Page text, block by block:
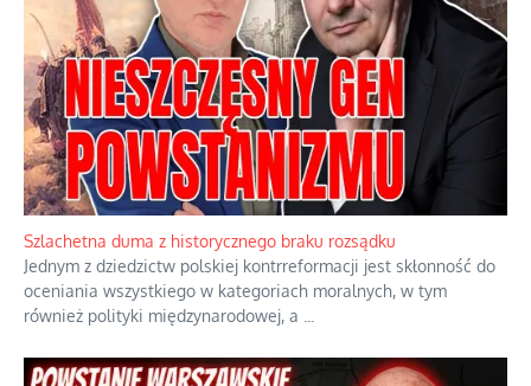
Szlachetna duma z historycznego braku rozsądku
Jednym z dziedzictw polskiej kontrreformacji jest skłonność do
oceniania wszystkiego w kategoriach moralnych, w tym
również polityki międzynarodowej, a